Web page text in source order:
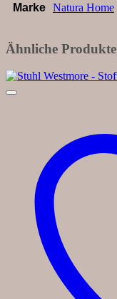
Marke Natura Home
Ähnliche Produkte